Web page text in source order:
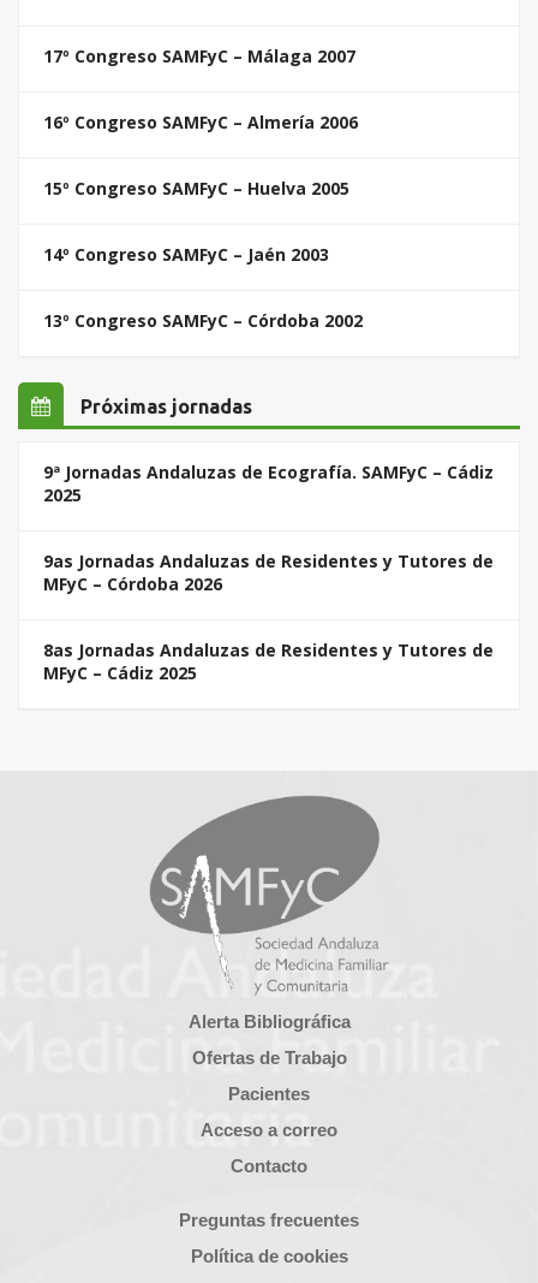
17º Congreso SAMFyC – Málaga 2007
16º Congreso SAMFyC – Almería 2006
15º Congreso SAMFyC – Huelva 2005
14º Congreso SAMFyC – Jaén 2003
13º Congreso SAMFyC – Córdoba 2002
Próximas jornadas
9ª Jornadas Andaluzas de Ecografía. SAMFyC – Cádiz
2025
9as Jornadas Andaluzas de Residentes y Tutores de
MFyC – Córdoba 2026
8as Jornadas Andaluzas de Residentes y Tutores de
MFyC – Cádiz 2025
Alerta Bibliográfica
Ofertas de Trabajo
Pacientes
Acceso a correo
Contacto
Preguntas frecuentes
Política de cookies